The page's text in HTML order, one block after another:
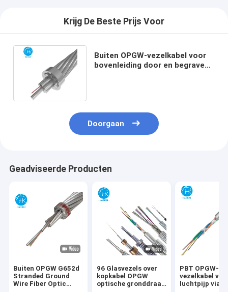
Krijg De Beste Prijs Voor
Buiten OPGW-vezelkabel voor
bovenleiding door en begraven
Doorgaan
Geadviseerde Producten
Buiten OPGW G652d
Stranded Ground
Wire Fiber Optic
96 Glasvezels over
kopkabel OPGW
optische gronddraad
PBT OPGW-
vezelkabel
luchtpijp via